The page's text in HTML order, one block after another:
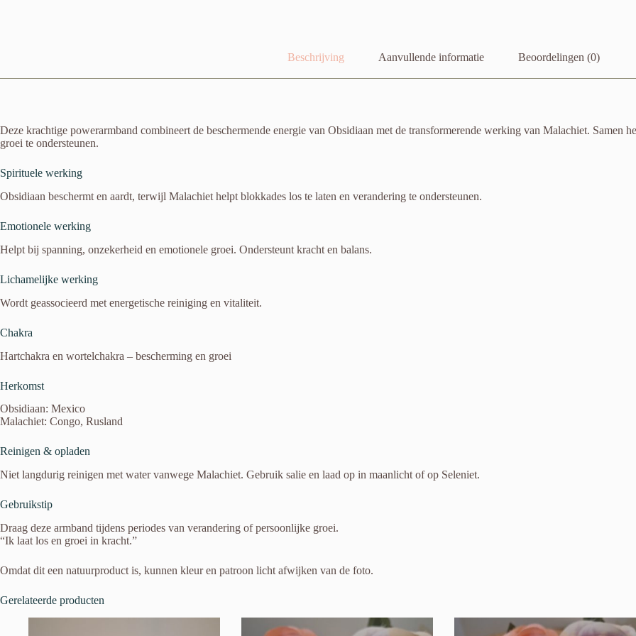
Beschrijving Aanvullende informatie Beoordelingen (0)
Deze krachtige powerarmband combineert de beschermende energie van Obsidiaan met de transformerende werking van Malachiet. Samen
groei te ondersteunen.
Spirituele werking
Obsidiaan beschermt en aardt, terwijl Malachiet helpt blokkades los te laten en verandering te ondersteunen.
Emotionele werking
Helpt bij spanning, onzekerheid en emotionele groei. Ondersteunt kracht en balans.
Lichamelijke werking
Wordt geassocieerd met energetische reiniging en vitaliteit.
Chakra
Hartchakra en wortelchakra – bescherming en groei
Herkomst
Obsidiaan: Mexico
Malachiet: Congo, Rusland
Reinigen & opladen
Niet langdurig reinigen met water vanwege Malachiet. Gebruik salie en laad op in maanlicht of op Seleniet.
Gebruikstip
Draag deze armband tijdens periodes van verandering of persoonlijke groei.
“Ik laat los en groei in kracht.”
Omdat dit een natuurproduct is, kunnen kleur en patroon licht afwijken van de foto.
Gerelateerde producten